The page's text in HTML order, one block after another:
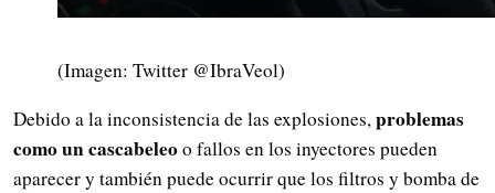
(Imagen: Twitter @IbraVeol)
Debido a la inconsistencia de las explosiones,problemas
como un cascabeleoo fallos en los inyectores pueden
aparecer y también puede ocurrir que los filtros y bomba de